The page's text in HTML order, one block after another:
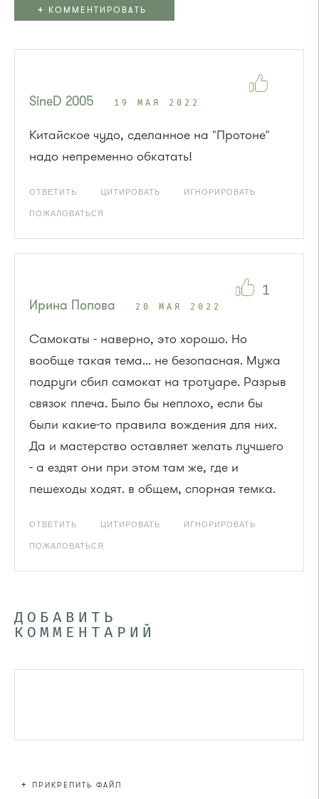
+ КОММЕНТИРОВАТЬ
SineD 2005 19 МАЯ 2022
Китайское чудо, сделанное на "Протоне"
надо непременно обкатать!
ОТВЕТИТЬ ЦИТИРОВАТЬ ИГНОРИРОВАТЬ
ПОЖАЛОВАТЬСЯ
Ирина Попова 20 МАЯ 2022
Самокаты - наверно, это хорошо. Но
вообще такая тема... не безопасная. Мужа
подруги сбил самокат на тротуаре. Разрыв
связок плеча. Было бы неплохо, если бы
были какие-то правила вождения для них.
Да и мастерство оставляет желать лучшего
- а ездят они при этом там же, где и
пешеходы ходят. в общем, спорная темка.
ОТВЕТИТЬ ЦИТИРОВАТЬ ИГНОРИРОВАТЬ
ПОЖАЛОВАТЬСЯ
1
ДОБАВИТЬ
КОММЕНТАРИЙ
+ ПРИКРЕПИТЬ ФАЙЛ